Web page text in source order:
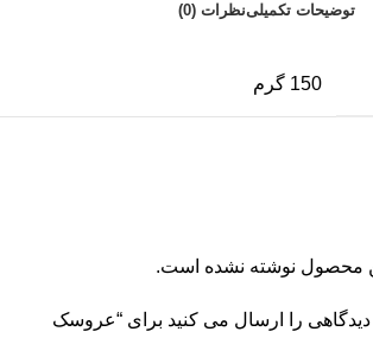
توضیحات تکمیلینظرات (0)
150 گرم
محصول نوشته نشده است.
دیدگاهی را ارسال می کنید برای “عروسک